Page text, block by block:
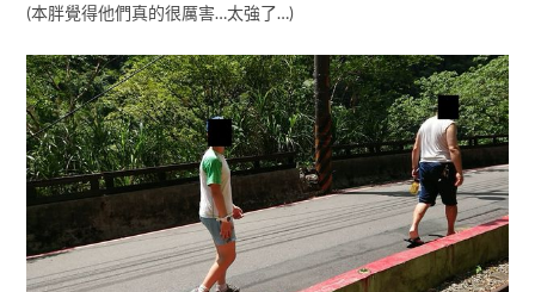
(本胖覺得他們真的很厲害…太強了…)